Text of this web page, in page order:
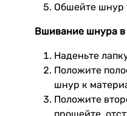
Обшейте шнур
Вшивание шнура
Наденьте
Положите
шнур к
Положите
прошейте,